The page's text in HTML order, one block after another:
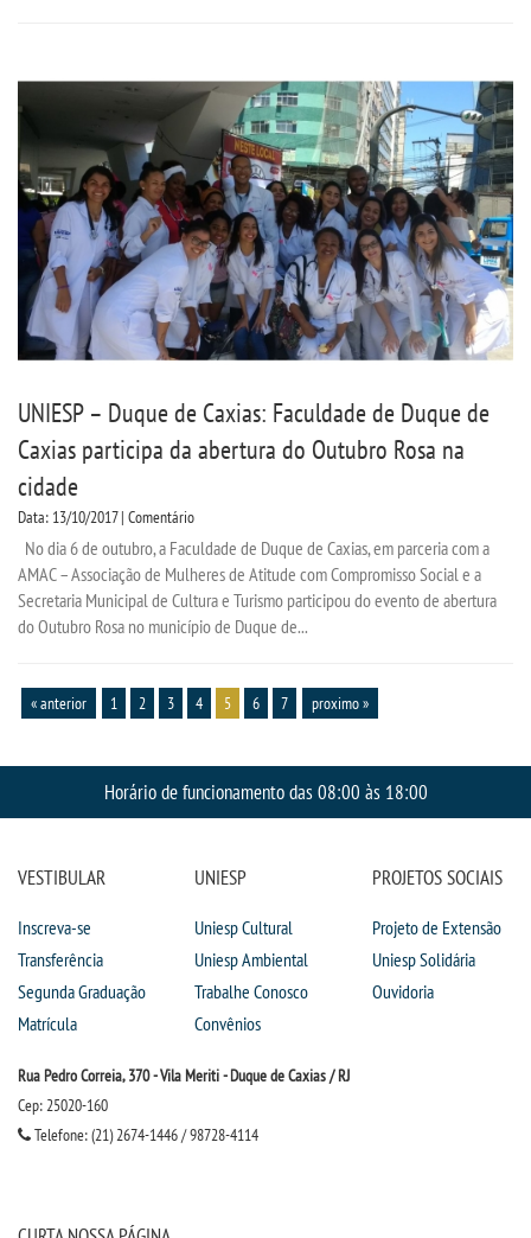
UNIESP – Duque de Caxias: Faculdade de Duque de
Caxias participa da abertura do Outubro Rosa na
cidade
Data: 13/10/2017 | Comentário
No dia 6 de outubro, a Faculdade de Duque de Caxias, em parceria com a
AMAC – Associação de Mulheres de Atitude com Compromisso Social e a
Secretaria Municipal de Cultura e Turismo participou do evento de abertura
do Outubro Rosa no município de Duque de...
« anterior 1 2 3 4 5 6 7 proximo »
Horário de funcionamento das 08:00 às 18:00
VESTIBULAR
Inscreva-se
Transferência
Segunda Graduação
Matrícula
UNIESP
Uniesp Cultural
Uniesp Ambiental
Trabalhe Conosco
Convênios
PROJETOS SOCIAIS
Projeto de Extensão
Uniesp Solidária
Ouvidoria
Rua Pedro Correia, 370 - Vila Meriti - Duque de Caxias / RJ
Cep: 25020-160
Telefone: (21) 2674-1446 / 98728-4114